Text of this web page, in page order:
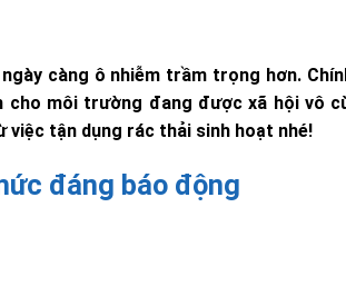
càng ô nhiễm trầm trọng hơn.
cho môi trường đang được xã hội vô
việc tận dụng rác thải sinh hoạt nhé!
đáng báo động